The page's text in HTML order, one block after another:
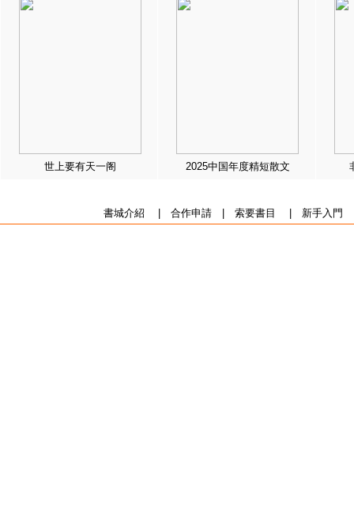
世上要有天一阁 2025中国年度精短散文
書城介紹 合作申請| 索要書目 新手入門